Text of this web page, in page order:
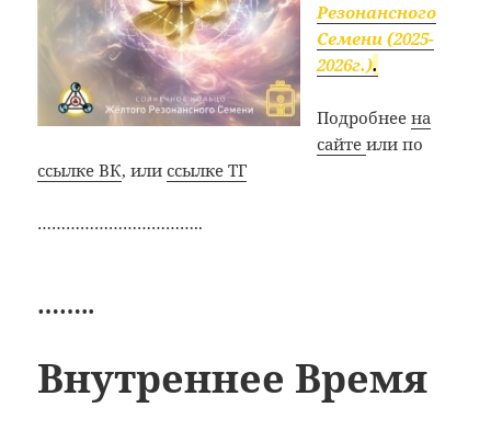
Резонансного
Семени (2025-
2026г.).
Подробнеена
сайтеили по
ссылке ВК, илиссылке ТГ
……………………………..
……..
Внутреннее Время